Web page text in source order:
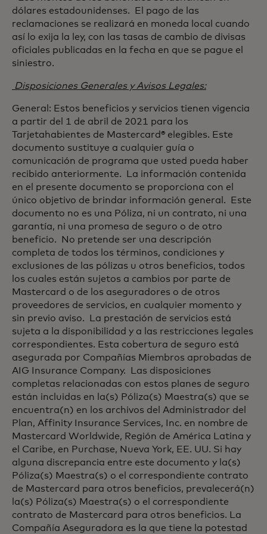
dólares estadounidenses. El pago de las
reclamaciones se realizará en moneda local cuando
así lo exija la ley, con las tasas de cambio de divisas
oficiales publicadas en la fecha en que se pague el
siniestro.
Disposiciones Generales y Avisos Legales:
General: Estos beneficios y servicios tienen vigencia
a partir del 1 de abril de 2021 para los
Tarjetahabientes de Mastercard® elegibles. Este
documento sustituye a cualquier guía o
comunicación de programa que usted pueda haber
recibido anteriormente. La información contenida
en el presente documento se proporciona con el
único objetivo de brindar información general. Este
documento no es una Póliza, ni un contrato, ni una
garantía, ni una promesa de seguro o de otro
beneficio. No pretende ser una descripción
completa de todos los términos, condiciones y
exclusiones de las pólizas u otros beneficios, todos
los cuales están sujetos a cambios por parte de
Mastercard o de los aseguradores o de otros
proveedores de servicios, en cualquier momento y
sin previo aviso. La prestación de servicios está
sujeta a la disponibilidad y a las restricciones legales
correspondientes. Esta cobertura de seguro está
asegurada por Compañías Miembros aprobadas de
AIG Insurance Company. Las disposiciones
completas relacionadas con estos planes de seguro
están incluidas en la(s) Póliza(s) Maestra(s) que se
encuentra(n) en los archivos del Administrador del
Plan, Affinity Insurance Services, Inc. en nombre de
Mastercard Worldwide, Región de América Latina y
el Caribe, en Purchase, Nueva York, EE. UU. Si hay
alguna discrepancia entre este documento y la(s)
Póliza(s) Maestra(s) o el correspondiente contrato
de Mastercard para otros beneficios, prevalecerá(n)
la(s) Póliza(s) Maestra(s) o el correspondiente
contrato de Mastercard para otros beneficios. La
Compañía Aseguradora es la que tiene la potestad